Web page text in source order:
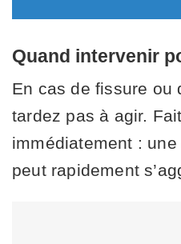
Quand intervenir
En cas de fissure ou
tardez pas à agir.
immédiatement :
peut rapidement